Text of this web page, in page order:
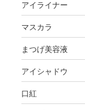
アイライナー
マスカラ
まつげ美容液
アイシャドウ
口紅